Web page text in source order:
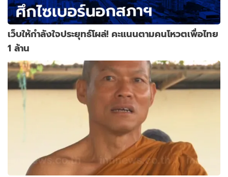
เว็บให้กำลังใจประยุทธ์โผล่! คะแนนตามคนโหวตเพื่อไทย
1 ล้าน